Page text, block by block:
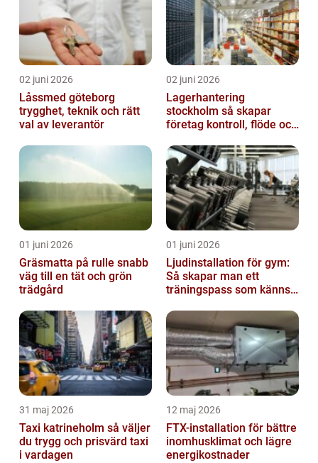
02 juni 2026
Låssmed göteborg
trygghet, teknik och rätt
val av leverantör
02 juni 2026
Lagerhantering
stockholm så skapar
företag kontroll, flöde och
01 juni 2026
Gräsmatta på rulle snabb
väg till en tät och grön
trädgård
01 juni 2026
Ljudinstallation för gym:
Så skapar man ett
träningspass som känns i
31 maj 2026
Taxi katrineholm så väljer
du trygg och prisvärd taxi
i vardagen
12 maj 2026
FTX-installation för bättre
inomhusklimat och lägre
energikostnader